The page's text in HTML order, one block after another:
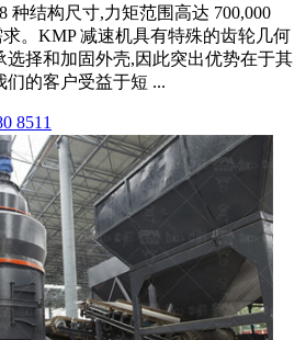
种结构尺寸,力矩范围高达 700,000
。KMP 减速机具有特殊的齿轮几何
选择和加固外壳,因此突出优势在于其
们的客户受益于短 ...
8511